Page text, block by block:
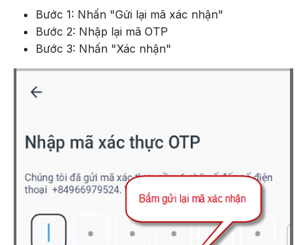
Bước 1: Nhấn "Gửi lại mã xác nhận"
Bước 2: Nhập lại mã OTP
Bước 3: Nhấn "Xác nhận"